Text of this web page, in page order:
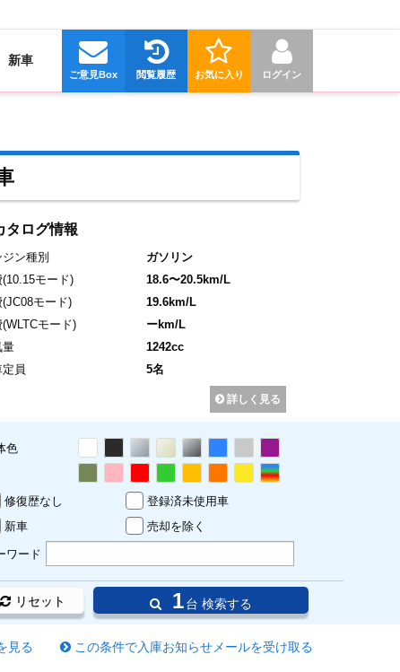
新車
ログイン
お気に入り
閲覧履歴
ご意見Box
タログ情報
ジン種別
ガソリン
(10.15モード)
18.6〜20.5km/L
(JC08モード)
19.6km/L
(WLTCモード)
ーkm/L
量
1242cc
員
5名
詳しく見る
色
修復歴なし
登録済未使用車
新車
売却を除く
ワード
1台 検索する
リセット
この条件で入庫お知らせメールを受け取る
見る